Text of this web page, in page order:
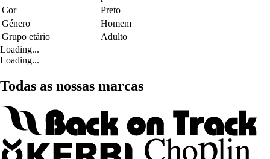
Cor
Preto
Género
Homem
Grupo etário
Adulto
Loading...
Loading...
Todas as nossas marcas